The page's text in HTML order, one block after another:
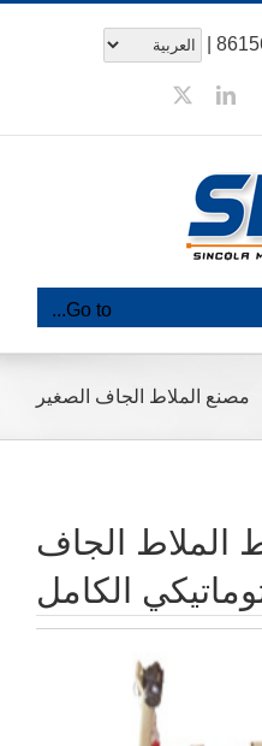
|
فيسبوكينكدين
x
Go to...
مصنع الملاط الجاف الصغير
الملاط الجاف
الكامل